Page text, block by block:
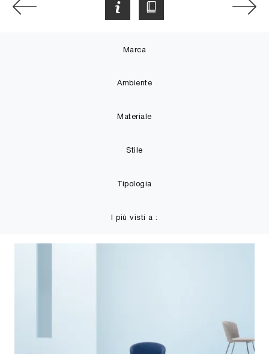
Marca
Ambiente
Materiale
Stile
Tipologia
I più visti a :